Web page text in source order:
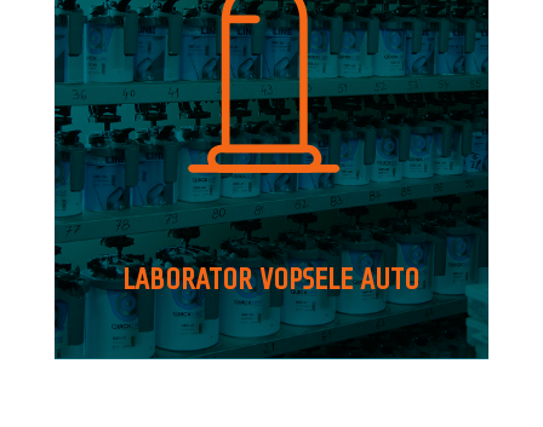
LABORATOR VOPSELE AUTO